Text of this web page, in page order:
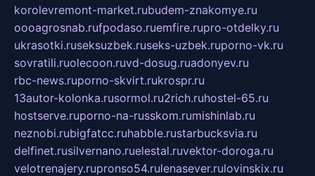
korolevremont-market.rubudem-znakomye.ru
oooagrosnab.rufpodaso.ruemfire.rupro-otdelky.ru
ukrasotki.ruseksuzbek.ruseks-uzbek.ruporno-vk.ru
sovratili.ruolecoon.ruvd-dosug.ruadonyev.ru
rbc-news.ruporno-skvirt.rukrospr.ru
13autor-kolonka.rusormol.ru2rich.ruhostel-65.ru
hostserve.ruporno-na-russkom.rumishinlab.ru
neznobi.rubigfatcc.ruhabble.rustarbucksvia.ru
delfinet.rusilvernano.ruelestal.ruvektor-doroga.ru
velotrenajery.rupronso54.rulenasever.rulovinskix.ru